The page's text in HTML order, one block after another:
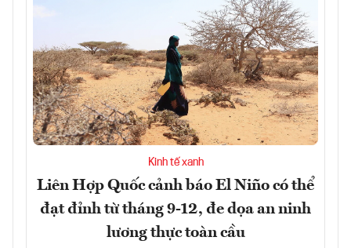
Kinh tế xanh
Liên Hợp Quốc cảnh báo El Niño có thể
đạt đỉnh từ tháng 9-12, đe dọa an ninh
lương thực toàn cầu